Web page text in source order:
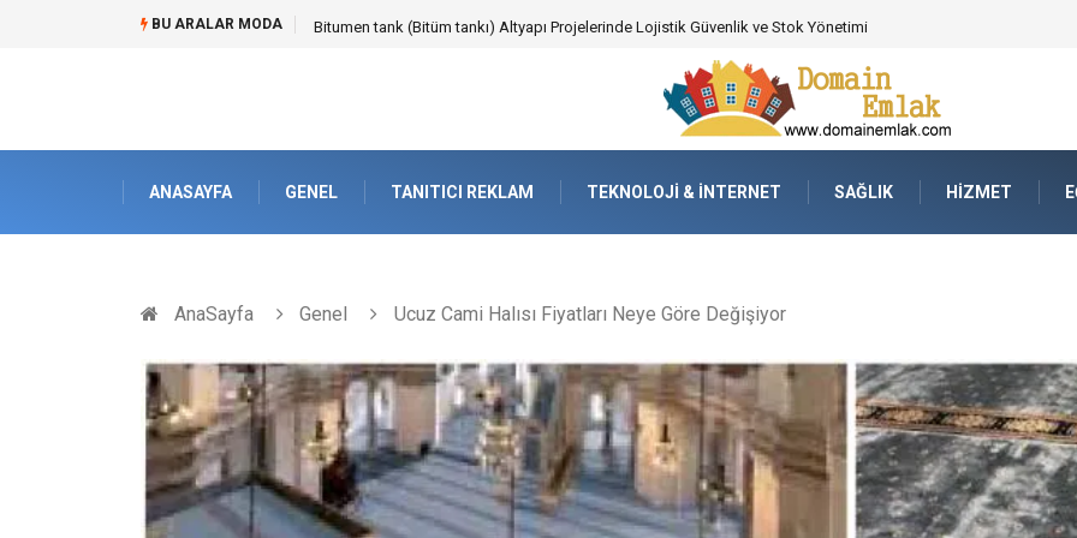
BU ARALAR MODA Güvenilir Chip Satışı: Kesintisiz Poker Deneyimi İçin Profesyonel Destek
ANASAYFA GENEL TANITICI REKLAM TEKNOLOJI & İNTERNET SAĞLIK HIZMET
AnaSayfa Genel Ucuz Cami Halısı Fiyatları Neye Göre Değişiyor